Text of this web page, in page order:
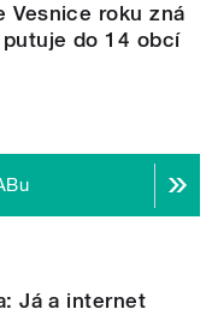
Vesnice roku zná
do 14 obcí
Já a internet